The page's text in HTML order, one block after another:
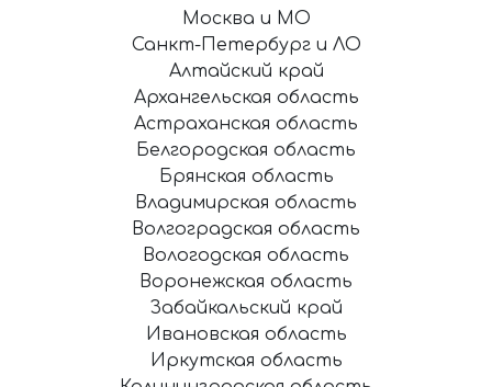
Москва и МО
Санкт-Петербург и ЛО
Алтайский край
Архангельская область
Астраханская область
Белгородская область
Брянская область
Владимирская область
Волгоградская область
Вологодская область
Воронежская область
Забайкальский край
Ивановская область
Иркутская область